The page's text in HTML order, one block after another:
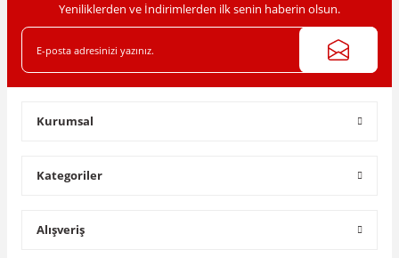
Yeniliklerden ve İndirimlerden ilk senin haberin olsun.
Kurumsal
Kategoriler
Alışveriş